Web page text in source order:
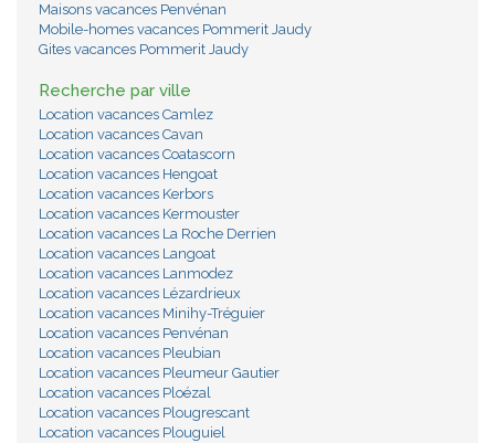
Maisons vacances Penvénan
Mobile-homes vacances Pommerit Jaudy
Gites vacances Pommerit Jaudy
Recherche par ville
Location vacances Camlez
Location vacances Cavan
Location vacances Coatascorn
Location vacances Hengoat
Location vacances Kerbors
Location vacances Kermouster
Location vacances La Roche Derrien
Location vacances Langoat
Location vacances Lanmodez
Location vacances Lézardrieux
Location vacances Minihy-Tréguier
Location vacances Penvénan
Location vacances Pleubian
Location vacances Pleumeur Gautier
Location vacances Ploézal
Location vacances Plougrescant
Location vacances Plouguiel